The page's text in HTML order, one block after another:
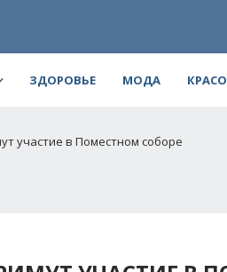
ЗДОРОВЬЕ МОДА
участие в Поместном соборе